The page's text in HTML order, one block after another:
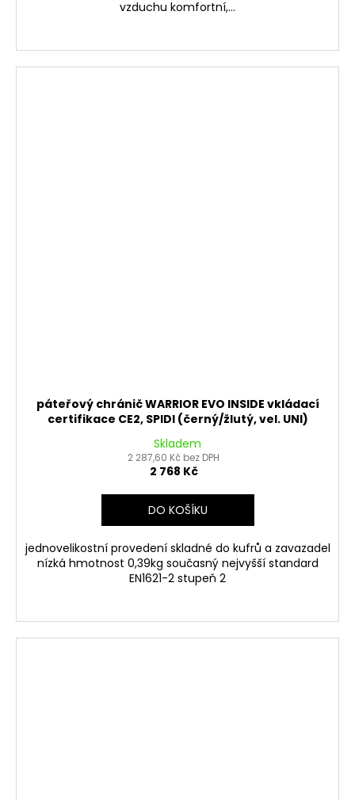
vzduchu komfortní,...
páteřový chránič WARRIOR EVO INSIDE vkládací
certifikace CE2, SPIDI (černý/žlutý, vel. UNI)
Skladem
2 287,60 Kč bez DPH
2 768 Kč
DO KOŠÍKU
jednovelikostní provedení skladné do kufrů a zavazadel
nízká hmotnost 0,39kg současný nejvyšší standard
EN1621-2 stupeň 2